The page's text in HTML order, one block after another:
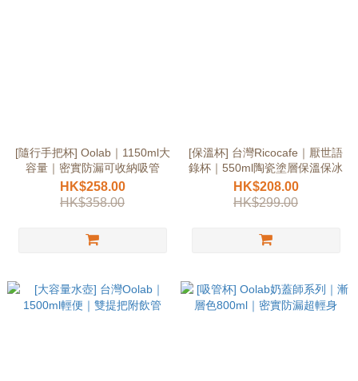
[隨行手把杯] Oolab｜1150ml大
容量｜密實防漏可收納吸管
HK$258.00
HK$358.00
[保溫杯] 台灣Ricocafe｜厭世語
錄杯｜550ml陶瓷塗層保溫保冰
HK$208.00
HK$299.00